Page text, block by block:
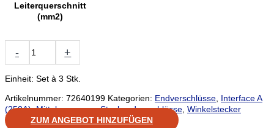
Leiterquerschnitt
(mm2)
-
CE
24-
mit
Gehäuse
Menge
+
Einheit: Set à 3 Stk.
Artikelnummer: 72640199 Kategorien: Endverschlüsse, Interface A
(250A),Mittelspannung,Steckendverschlüsse, Winkelstecker
ZUM ANGEBOT HINZUFÜGEN